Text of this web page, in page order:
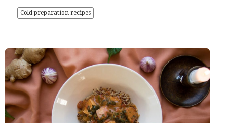
Cold preparation recipes